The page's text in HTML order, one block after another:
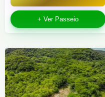
+ Ver Passeio